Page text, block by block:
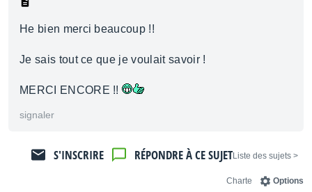
He bien merci beaucoup !!
Je sais tout ce que je voulait savoir !
MERCI ENCORE !!
signaler
< Liste des sujets
RÉPONDRE À CE SUJET
S'INSCRIRE
Options
Charte